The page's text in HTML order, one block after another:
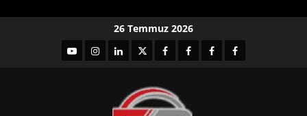
26 Temmuz 2026
YouTubeInstagram
LinkedIntwitterfacebook-Facebook-
Facebook-Facebook-